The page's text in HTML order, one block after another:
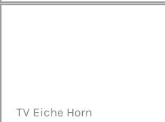
TV Eiche Horn